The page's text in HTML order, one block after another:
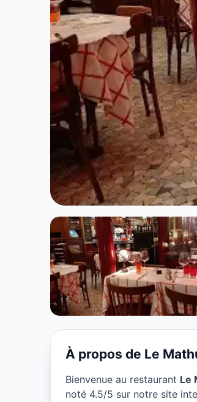
CUISINE EUROPÉENNE
Le
★ 4.5/5
À propos de Le
Bienvenue au restaurant Le
noté 4.5/5 sur notre site